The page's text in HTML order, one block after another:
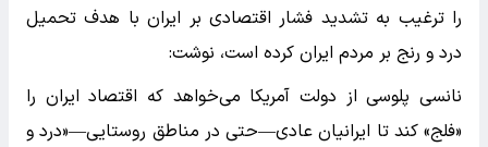
را ترغیب به تشدید فشار اقتصادی بر ایران با هدف تحمیل
درد و رنج بر مردم ایران کرده است، نوشت:
نانسی پلوسی از دولت آمریکا می‌خواهد که اقتصاد ایران را
«فلج» کند تا ایرانیان عادی—حتی در مناطق روستایی—«درد و